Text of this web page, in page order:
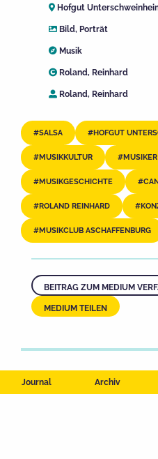
Journal Archiv
Hofgut
Bild, Porträt
Musik
Roland, Reinhard
Roland, Reinhard
SALSA HOFGUT
MUSIKKULTUR MUSIKER
MUSIKGESCHICHTE
ROLAND REINHARD
MUSIKCLUB ASCHAFFENBURG
BEITRAG ZUM MEDIUM
MEDIUM TEILEN